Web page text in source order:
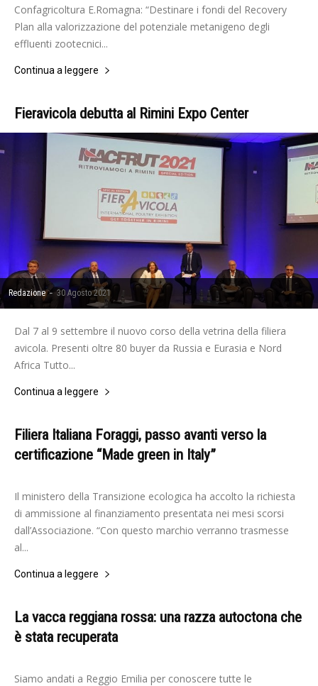
Confagricoltura E.Romagna: “Destinare i fondi del Recovery
Plan alla valorizzazione del potenziale metanigeno degli
effluenti zootecnici...
Continua a leggere
Fieravicola debutta al Rimini Expo Center
Redazione - 30 Agosto 2021
Dal 7 al 9 settembre il nuovo corso della vetrina della filiera
avicola. Presenti oltre 80 buyer da Russia e Eurasia e Nord
Africa Tutto...
Continua a leggere
Filiera Italiana Foraggi, passo avanti verso la
certificazione “Made green in Italy”
Redazione - 17 Ottobre 2022
Il ministero della Transizione ecologica ha accolto la richiesta
di ammissione al finanziamento presentata nei mesi scorsi
dall’Associazione. “Con questo marchio verranno trasmesse
al...
Continua a leggere
La vacca reggiana rossa: una razza autoctona che
è stata recuperata
Redazione - 8 Ottobre 2020
Siamo andati a Reggio Emilia per conoscere tutte le